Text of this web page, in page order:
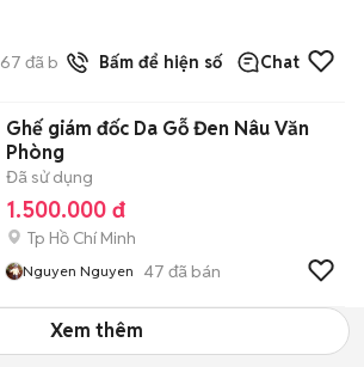
67 đã bán Bấm để hiện số Chat
Ghế giám đốc Da Gỗ Đen Nâu Văn
Phòng
Đã sử dụng
1.500.000 đ
Tp Hồ Chí Minh
Nguyen Nguyen 47 đã bán
Xem thêm